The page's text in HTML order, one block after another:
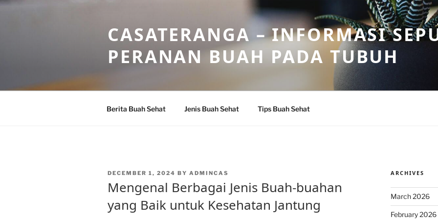
Skip
CASATERANGA – INFORMASI
PERANAN BUAH PADA TUBUH
Berita Buah Sehat Jenis Buah Sehat Tips Buah Sehat
POSTED
DECEMBER 1, 2024 BY ADMINCAS
Mengenal Berbagai Jenis Buah-buahan
yang Baik untuk Kesehatan Jantung
ARCHIVES
March 2026
February 2026